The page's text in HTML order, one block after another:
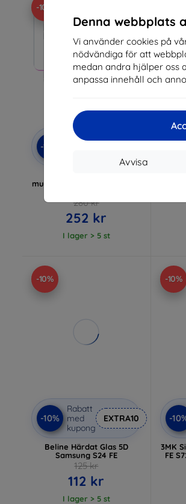
Denna webbplats
Vi använder cookies på
nödvändiga för att
medan andra hjälper oss
anpassa innehåll och
Avvisa
-10%
-10%
Rabatt
multilayer film for Samsung
280 kr
252 kr
I lager > 5 st
-10%
-10%
Rabatt
med
kupong
EXTRA10
Beline Härdat Glas 5D
Samsung S24 FE
125 kr
112 kr
I lager > 5 st
-10%
-
3MK
FE